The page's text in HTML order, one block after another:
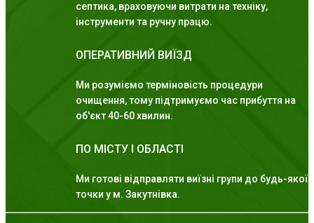
септика, враховуючи витрати на техніку,
інструменти та ручну працю.
ОПЕРАТИВНИЙ ВИЇЗД
Ми розуміємо терміновість процедури
очищення, тому підтримуємо час прибуття на
об'єкт 40-60 хвилин.
ПО МІСТУ І ОБЛАСТІ
Ми готові відправляти виїзні групи до будь-якої
точки у м. Закутнівка.